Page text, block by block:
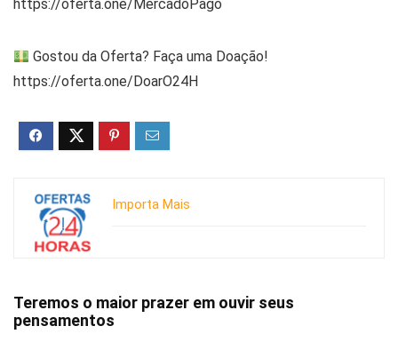
https://oferta.one/MercadoPago
Gostou da Oferta? Faça uma Doação!
https://oferta.one/DoarO24H
Importa Mais
Teremos o maior prazer em ouvir seus
pensamentos